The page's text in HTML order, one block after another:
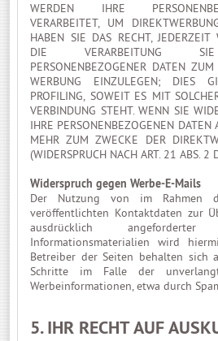
WERDEN IHRE
VERARBEITET, UM
HABEN SIE DAS RECHT, JEDERZEIT
DIE VERARBEITUNG SIE
PERSONENBEZOGENER DATEN
WERBUNG EINZULEGEN; DIES
PROFILING, SOWEIT ES MIT
VERBINDUNG STEHT. WENN SIE
IHRE PERSONENBEZOGENEN DATEN
MEHR ZUM ZWECKE DER
(WIDERSPRUCH NACH ART. 21 ABS. 2
Widerspruch gegen Werbe-E-Mails
Der Nutzung von im Rahmen
veröffentlichten Kontaktdaten zur
ausdrücklich
Informationsmaterialien wird
Betreiber der Seiten behalten sich
Schritte im Falle der
Werbeinformationen, etwa durch
5. IHR RECHT AUF